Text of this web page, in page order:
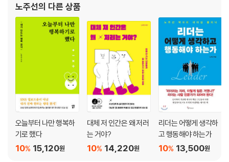
금요일 ｜ 여행을 부르는 책들
제12강 키워드로 알아보는 북유럽 │하수정
월요일 ｜ 휘게를 아세요?
화요일 ｜ 신화의 땅, 북유럽
수요일 ｜ 이케아의 정신, 이케아의 유산
목요일 ｜ 평화를 추구했던 정신, 노벨상
금요일 ｜ 권력에 의문을 제기하라
런치 스토리(노박사 레오)에서 심리학에 관한 다양
노주선의 다른 상품
오늘부터 나만 행복하
기로 했다
15,120원
10%
대체 저 인간은 왜 저러
는 거야?
14,220원
10%
리더는 어떻게 생각하
고 행동해야 하는가
13,500원
10%